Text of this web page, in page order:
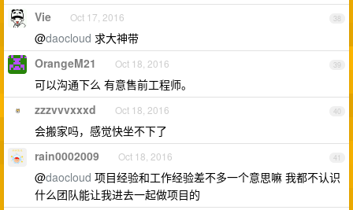
38
Vie Oct 17, 2016
@daocloud 求大神带
39
OrangeM21 Oct 18, 2016
可以沟通下么 有意售前工程师。
40
zzzvvvxxxd Oct 18, 2016
会搬家吗，感觉快坐不下了
41
rain0002009 Oct 18, 2016
@daocloud 项目经验和工作经验差不多一个意思嘛 我都不认识
什么团队能让我进去一起做项目的